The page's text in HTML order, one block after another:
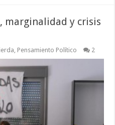
marginalidad y crisis
, Pensamiento Político 2